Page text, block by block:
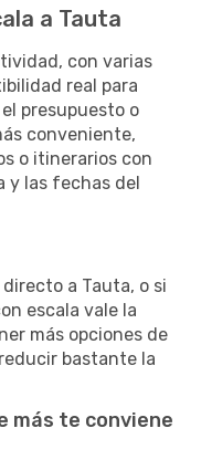
a Tauta
con varias
real para
presupuesto o
conveniente,
o itinerarios con
y las fechas del
a Tauta, o si
escala vale la
más opciones de
bastante la
más te conviene